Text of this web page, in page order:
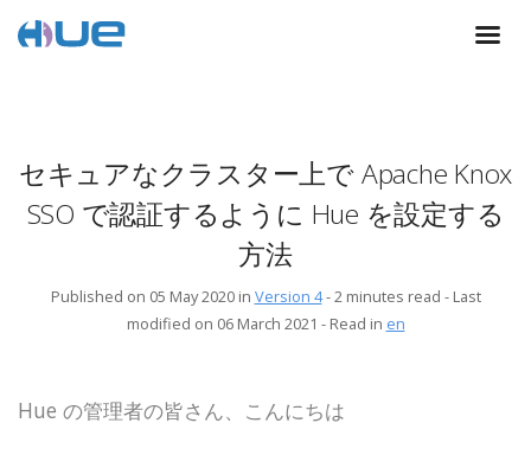
セキュアなクラスター上で Apache Knox
SSO で認証するように Hue を設定する
方法
Published on 05 May 2020 in Version 4-2 minutes read - Last
modified on 06 March 2021 - Read in en
Hue の管理者の皆さん、こんにちは